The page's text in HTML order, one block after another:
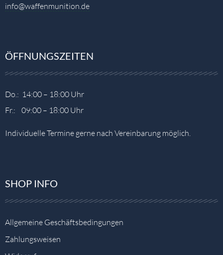
info@waffenmunition.de
ÖFFNUNGSZEITEN
Do.: 14:00 – 18:00 Uhr
Fr.: 09:00 – 18:00 Uhr
Individuelle Termine gerne nach Vereinbarung möglich.
SHOP INFO
Allgemeine Geschäftsbedingungen
Zahlungsweisen